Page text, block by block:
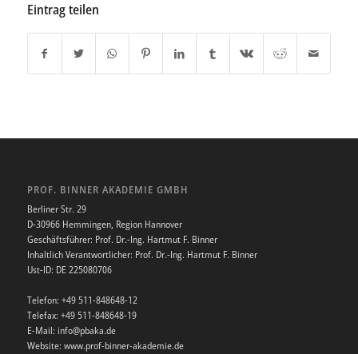
Eintrag teilen
PROF. BINNER AKADEMIE GMBH
Berliner Str. 29
D-30966 Hemmingen, Region Hannover
Geschäftsführer: Prof. Dr.-Ing. Hartmut F. Binner
Inhaltlich Verantwortlicher: Prof. Dr.-Ing. Hartmut F. Binner
Ust-ID: DE 225080706
Telefon: +49 511-848648-12
Telefax: +49 511-848648-19
E-Mail: info@pbaka.de
Website: www.prof-binner-akademie.de